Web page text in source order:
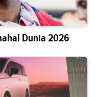
Dunia 2026